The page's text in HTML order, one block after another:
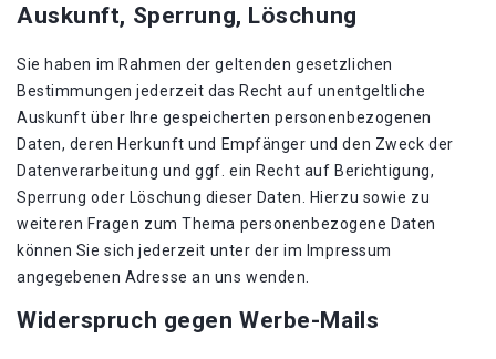
Auskunft, Sperrung, Löschung
Sie haben im Rahmen der geltenden gesetzlichen
Bestimmungen jederzeit das Recht auf unentgeltliche
Auskunft über Ihre gespeicherten personenbezogenen
Daten, deren Herkunft und Empfänger und den Zweck der
Datenverarbeitung und ggf. ein Recht auf Berichtigung,
Sperrung oder Löschung dieser Daten. Hierzu sowie zu
weiteren Fragen zum Thema personenbezogene Daten
können Sie sich jederzeit unter der im Impressum
angegebenen Adresse an uns wenden.
Widerspruch gegen Werbe-Mails